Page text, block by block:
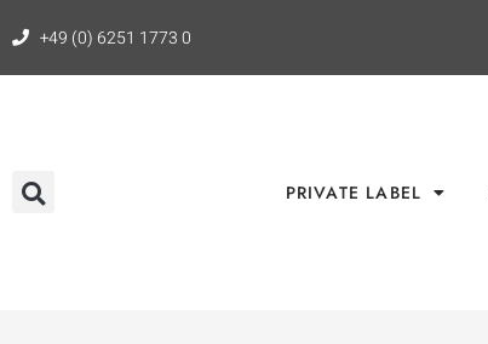
+49 (0) 6251 1773 0
PRIVATE LABEL